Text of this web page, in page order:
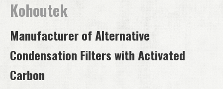
Sada filtrů Drukosep 40
Vzduchový filtr SL1 až 5
Vzduchový filtr S 1 až S 60
Vzduchový filtr WT 1 až WT 4
Separátor OS 1251
Kohoutek
Manufacturer of Alternative
Condensation Filters with Activated
Carbon